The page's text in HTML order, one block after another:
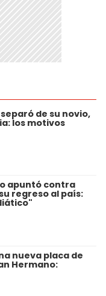
de su novio,
los motivos
apuntó contra
regreso al país:
nueva placa de
Hermano: